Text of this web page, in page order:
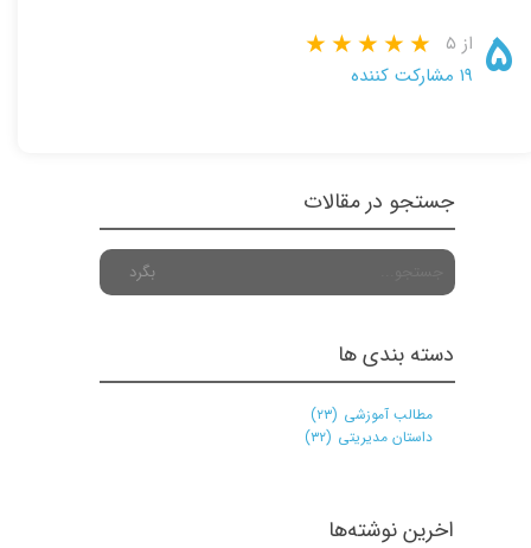
۵ از ۵
۱۹ مشارکت کننده
دسته بندی ها
مطالب آموزشی (۲۳)
داستان مدیریتی (۳۲)
جستجو در مقالات
بگرد
اخرین نوشته‌ها